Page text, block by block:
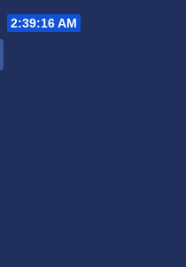
2:39:17 AM